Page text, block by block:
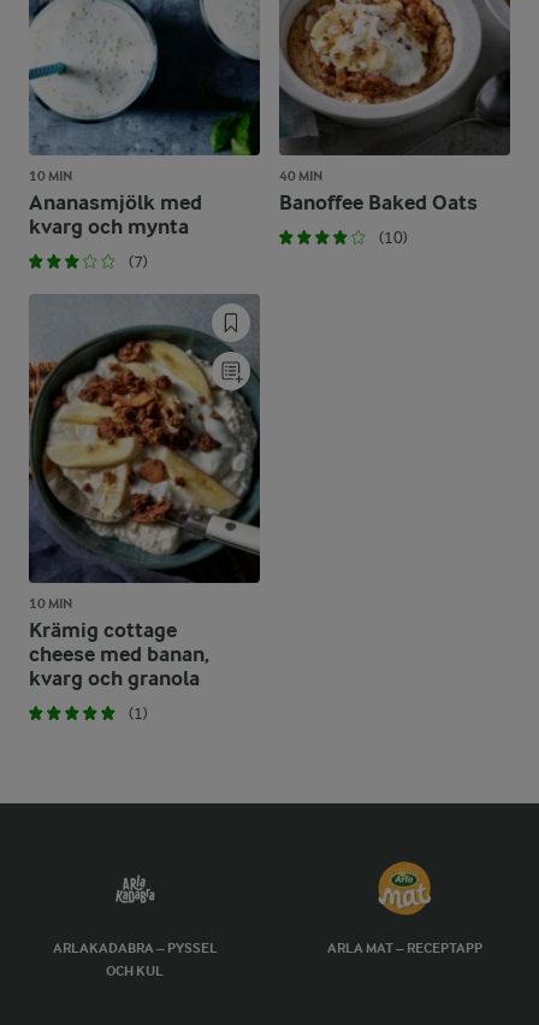
10 MIN
Ananasmjölk med
kvarg och mynta
(7)
40 MIN
Banoffee Baked Oats
(10)
10 MIN
Krämig cottage
cheese med banan,
kvarg och granola
(1)
ARLAKADABRA – PYSSEL
OCH KUL
ARLA MAT – RECEPTAPP